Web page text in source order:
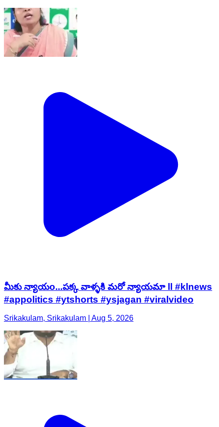
మీకు న్యాయo...పక్క వాళ్ళకి మరో న్యాయమా ll #klnews
#appolitics #ytshorts #ysjagan #viralvideo
Srikakulam, Srikakulam | Aug 5, 2026